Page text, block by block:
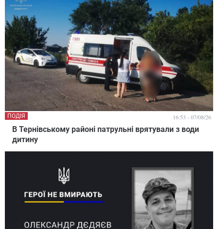
В Тернівському районі патрульні врятували з води
дитину
ПОДІЯ 16:53 - 07/08/26